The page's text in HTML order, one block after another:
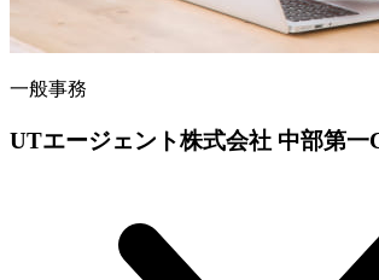
一般事務
UTエージェント株式会社 中部第一